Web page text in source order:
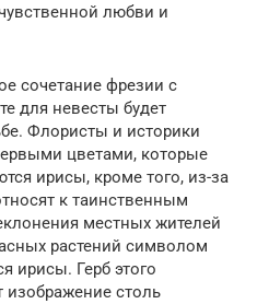
любви и
сочетание фрезии с
для невесты будет
Флористы и историки
цветами, которые
ирисы, кроме того, из-за
к таинственным
местных жителей
растений символом
ирисы. Герб этого
изображение столь